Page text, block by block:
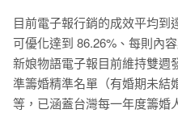
目前電子報行銷的成效平均到
可優化達到 86.26%、每則內
新娘物語電子報目前維持雙週
準籌婚精準名單（有婚期未結
等，已涵蓋台灣每一年度籌婚